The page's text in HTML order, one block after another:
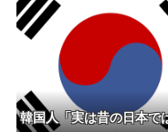
韓国人「実は昔の日本で